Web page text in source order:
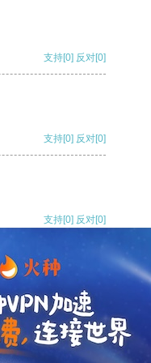
支持[0] 反对[0]
支持[0] 反对[0]
支持[0] 反对[0]
支持[0] 反对